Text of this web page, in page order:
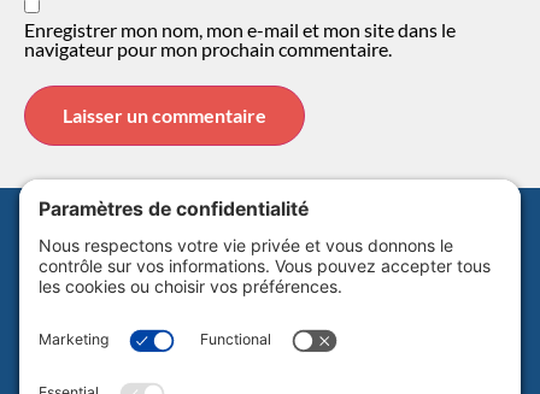
Enregistrer mon nom, mon e-mail et mon site dans le
navigateur pour mon prochain commentaire.